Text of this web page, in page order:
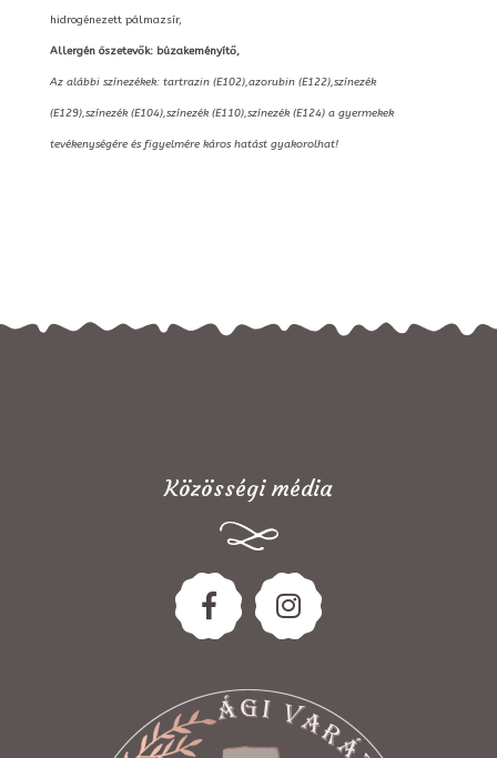
hidrogénezett pálmazsír,
Allergén öszetevők: búzakeményítő,
Az alábbi színezékek: tartrazin (E102),azorubin (E122),színezék
(E129),színezék (E104),színezék (E110),színezék (E124) a gyermekek
tevékenységére és figyelmére káros hatást gyakorolhat!
Közösségi média